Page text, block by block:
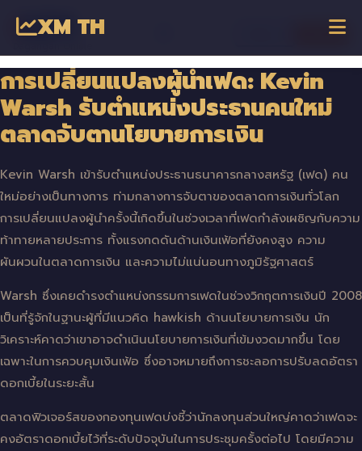
XM TH เริ่มเทรด
การเปลี่ยนแปลงผู้นำเฟด: Kevin
Warsh รับตำแหน่งประธานคนใหม่
ตลาดจับตานโยบายการเงิน
Kevin Warsh เข้ารับตำแหน่งประธานธนาคารกลางสหรัฐ (เฟด) คน
ใหม่อย่างเป็นทางการ ท่ามกลางการจับตาของตลาดการเงินทั่วโลก
การเปลี่ยนแปลงผู้นำครั้งนี้เกิดขึ้นในช่วงเวลาที่เฟดกำลังเผชิญกับความ
ท้าทายหลายประการ ทั้งแรงกดดันด้านเงินเฟ้อที่ยังคงสูง ความ
ผันผวนในตลาดการเงิน และความไม่แน่นอนทางภูมิรัฐศาสตร์
Warsh ซึ่งเคยดำรงตำแหน่งกรรมการเฟดในช่วงวิกฤตการเงินปี 2008
เป็นที่รู้จักในฐานะผู้ที่มีแนวคิด hawkish ด้านนโยบายการเงิน นัก
วิเคราะห์คาดว่าเขาอาจดำเนินนโยบายการเงินที่เข้มงวดมากขึ้น โดย
เฉพาะในการควบคุมเงินเฟ้อ ซึ่งอาจหมายถึงการชะลอการปรับลดอัตรา
ดอกเบี้ยในระยะสั้น
ตลาดฟิวเจอร์สของกองทุนเฟดบ่งชี้ว่านักลงทุนส่วนใหญ่คาดว่าเฟดจะ
คงอัตราดอกเบี้ยไว้ที่ระดับปัจจุบันในการประชุมครั้งต่อไป โดยมีความ